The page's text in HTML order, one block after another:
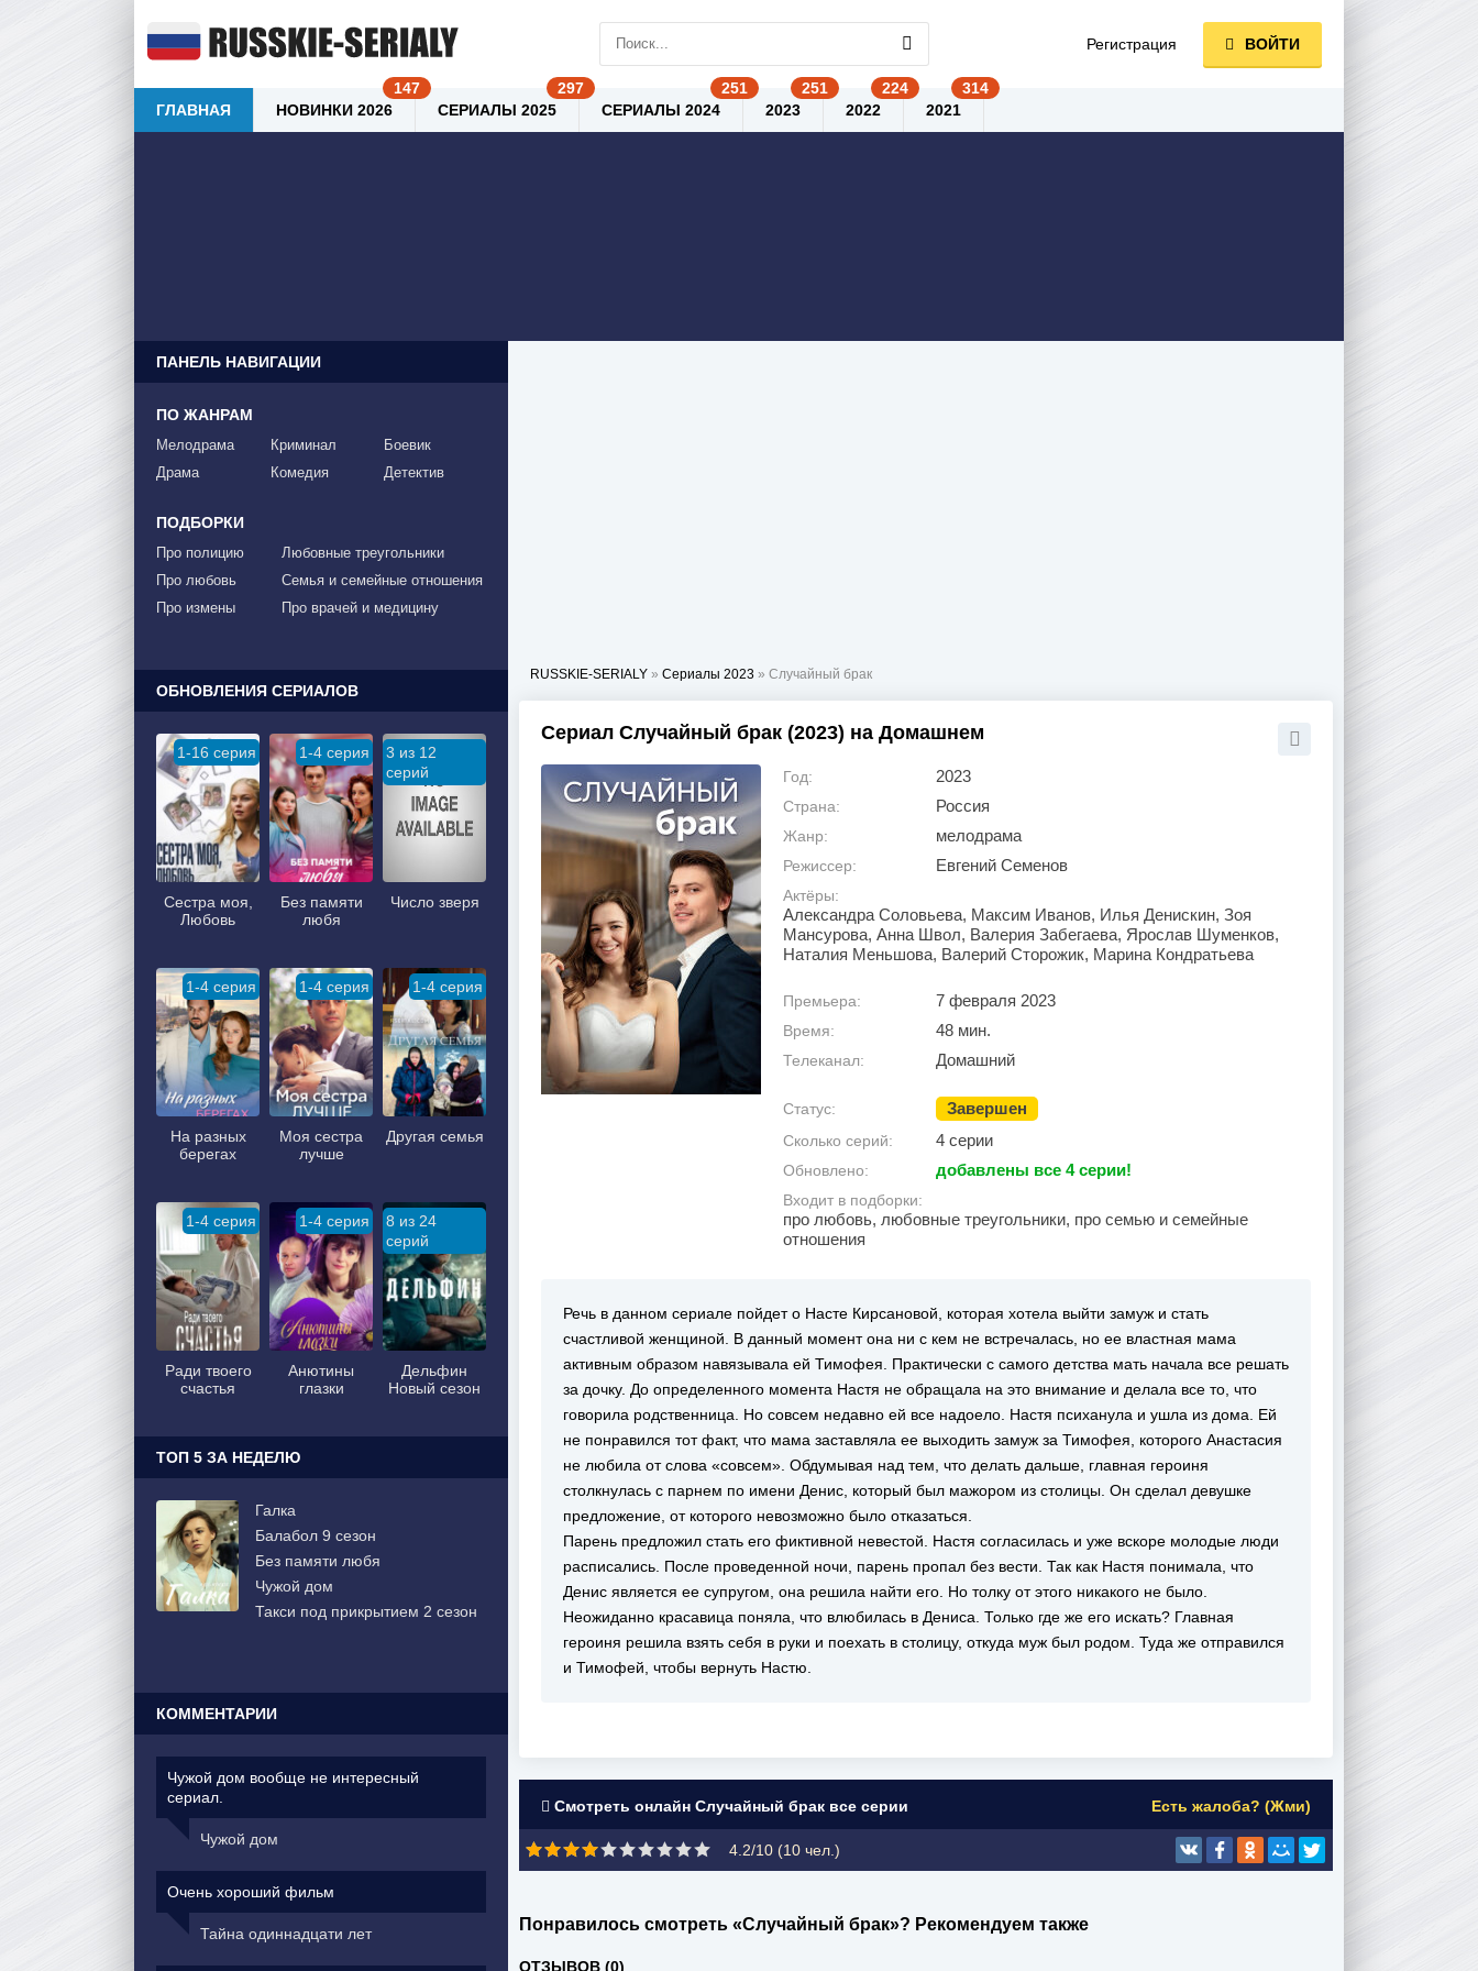
RUSSKIE-SERIALY » Сериалы 2023 » Случайный брак
Сериал Случайный брак (2023) на Домашнем
Год: 2023
Страна: Россия
Жанр: мелодрама
Режиссер: Евгений Семенов
Актёры:
Александра Соловьева, Максим Иванов, Илья Денискин, Зоя
Мансурова, Анна Швол, Валерия Забегаева, Ярослав Шуменков,
Наталия Меньшова, Валерий Сторожик, Марина Кондратьева
Премьера: 7 февраля 2023
Время: 48 мин.
Телеканал: Домашний
Статус: Завершен
Сколько серий: 4 серии
Обновлено: добавлены все 4 серии!
Входит в подборки:
про любовь, любовные треугольники, про семью и семейные
отношения
Речь в данном сериале пойдет о Насте Кирсановой, которая хотела выйти замуж и стать
счастливой женщиной. В данный момент она ни с кем не встречалась, но ее властная мама
активным образом навязывала ей Тимофея. Практически с самого детства мать начала все решать
за дочку. До определенного момента Настя не обращала на это внимание и делала все то, что
говорила родственница. Но совсем недавно ей все надоело. Настя психанула и ушла из дома. Ей
не понравился тот факт, что мама заставляла ее выходить замуж за Тимофея, которого Анастасия
не любила от слова «совсем». Обдумывая над тем, что делать дальше, главная героиня
столкнулась с парнем по имени Денис, который был мажором из столицы. Он сделал девушке
предложение, от которого невозможно было отказаться.
Парень предложил стать его фиктивной невестой. Настя согласилась и уже вскоре молодые люди
расписались. После проведенной ночи, парень пропал без вести. Так как Настя понимала, что
Денис является ее супругом, она решила найти его. Но толку от этого никакого не было.
Неожиданно красавица поняла, что влюбилась в Дениса. Только где же его искать? Главная
героиня решила взять себя в руки и поехать в столицу, откуда муж был родом. Туда же отправился
и Тимофей, чтобы вернуть Настю.
Смотреть онлайн Случайный брак все серии Есть жалоба? (Жми)
4.2/10 (10 чел.)
Понравилось смотреть «Случайный брак»? Рекомендуем также
ОТЗЫВОВ (0)
ПАНЕЛЬ НАВИГАЦИИ
ПО ЖАНРАМ
Мелодрама
Драма
Криминал
Комедия
Боевик
Детектив
ПОДБОРКИ
Про полицию
Про любовь
Про измены
Любовные треугольники
Семья и семейные отношения
Про врачей и медицину
ОБНОВЛЕНИЯ СЕРИАЛОВ
1-16 серия
Сестра моя,
Любовь
1-4 серия
Без памяти
любя
3 из 12
серий
Число зверя
1-4 серия
На разных
берегах
1-4 серия
Моя сестра
лучше
1-4 серия
Другая семья
1-4 серия
Ради твоего
счастья
1-4 серия
Анютины
глазки
8 из 24
серий
Дельфин
Новый сезон
ТОП 5 ЗА НЕДЕЛЮ
Галка
Балабол 9 сезон
Без памяти любя
Чужой дом
Такси под прикрытием 2 сезон
КОММЕНТАРИИ
Чужой дом вообще не интересный
сериал.
Чужой дом
Очень хороший фильм
Тайна одиннадцати лет
Регистрация ВОЙТИ
ГЛАВНАЯ НОВИНКИ 2026 СЕРИАЛЫ 2025 СЕРИАЛЫ 2024 2023 2022 2021